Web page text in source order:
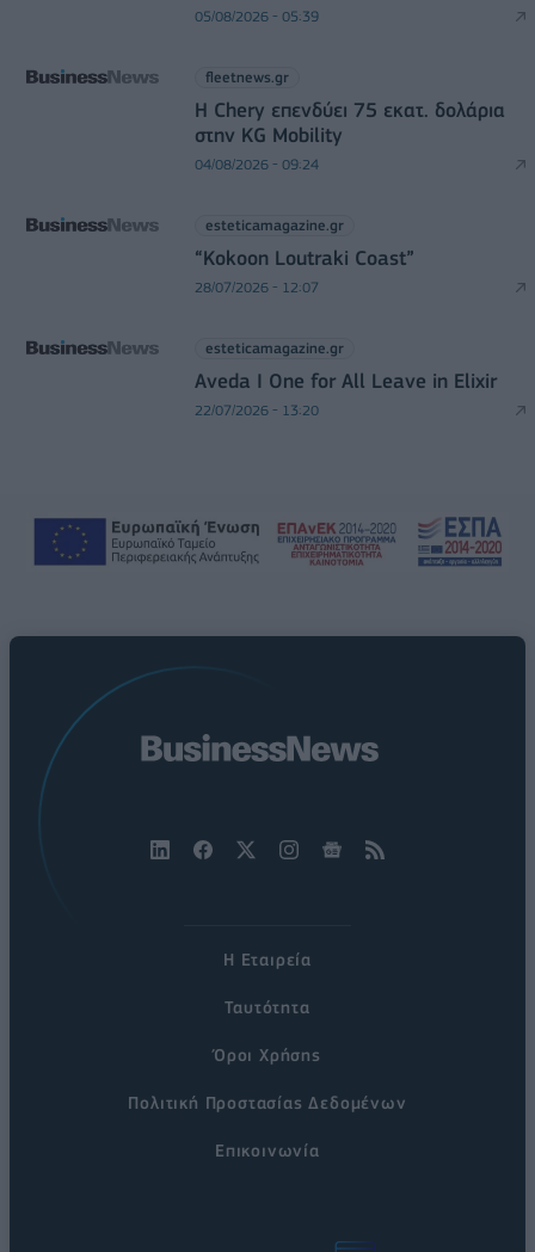
05/08/2026 - 05:39
fleetnews.gr
Η Chery επενδύει 75 εκατ. δολάρια
στην KG Mobility
04/08/2026 - 09:24
esteticamagazine.gr
“Kokoon Loutraki Coast”
28/07/2026 - 12:07
esteticamagazine.gr
Aveda I One for All Leave in Elixir
22/07/2026 - 13:20
Η Εταιρεία
Ταυτότητα
Όροι Χρήσης
Πολιτική Προστασίας Δεδομένων
Επικοινωνία